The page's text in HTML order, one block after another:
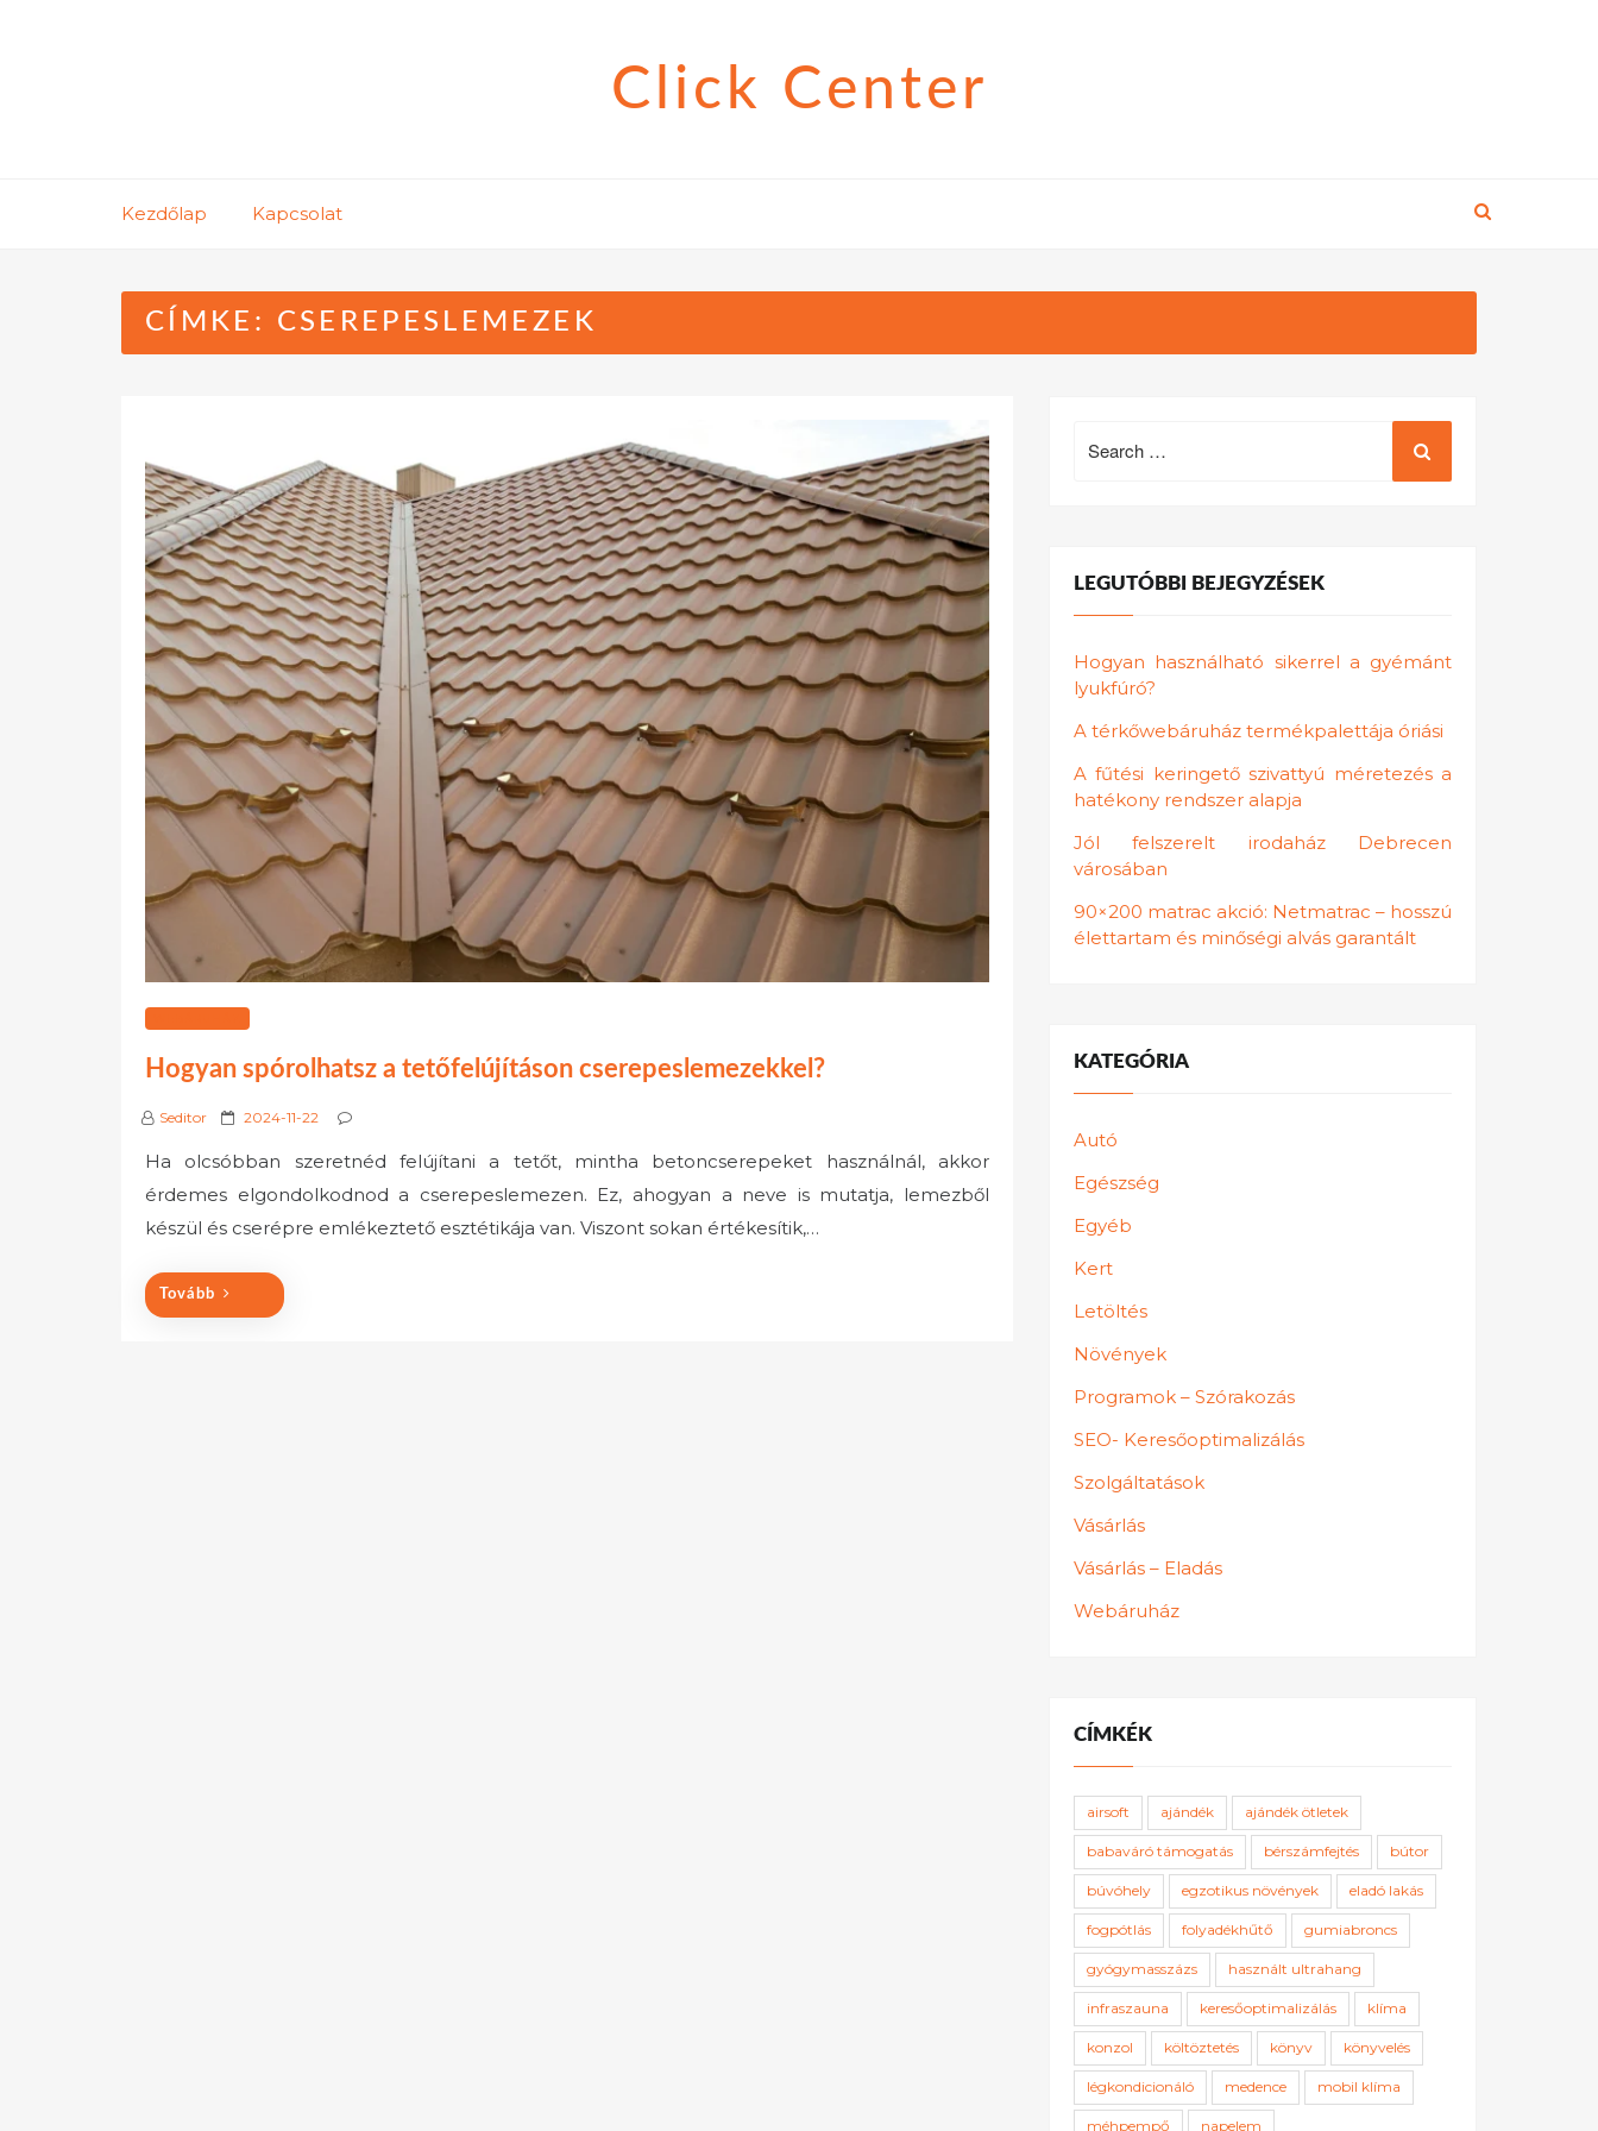
Click Center
Kezdőlap Kapcsolat
CÍMKE: CSEREPESLEMEZEK
Hogyan spórolhatsz a tetőfelújításon cserepeslemezekkel?
Seditor
P
s
e
o
2024-11-22
Ha olcsóbban szeretnéd felújítani a tetőt, mintha betoncserepeket használnál, akkor
érdemes elgondolkodnod a cserepeslemezen. Ez, ahogyan a neve is mutatja, lemezből
készül és cserépre emlékeztető esztétikája van. Viszont sokan értékesítik,…
Tovább
for:
LEGUTÓBBI BEJEGYZÉSEK
Hogyan használható sikerrel a gyémánt
lyukfúró?
A térkőwebáruház termékpalettája óriási
A fűtési keringető szivattyú méretezés a
hatékony rendszer alapja
Jól felszerelt irodaház Debrecen
városában
90×200 matrac akció: Netmatrac – hosszú
élettartam és minőségi alvás garantált
KATEGÓRIA
Autó
Egészség
Egyéb
Kert
Letöltés
Növények
Programok – Szórakozás
SEO- Keresőoptimalizálás
Szolgáltatások
Vásárlás
Vásárlás – Eladás
Webáruház
CÍMKÉK
airsoft ajándék ajándék ötletek
babaváró támogatás bérszámfejtés bútor
búvóhely egzotikus növények eladó lakás
fogpótlás folyadékhűtő gumiabroncs
gyógymasszázs használt ultrahang
infraszauna keresőoptimalizálás klíma
konzol költöztetés könyv könyvelés
légkondicionáló medence mobil klíma
méhpempő napelem